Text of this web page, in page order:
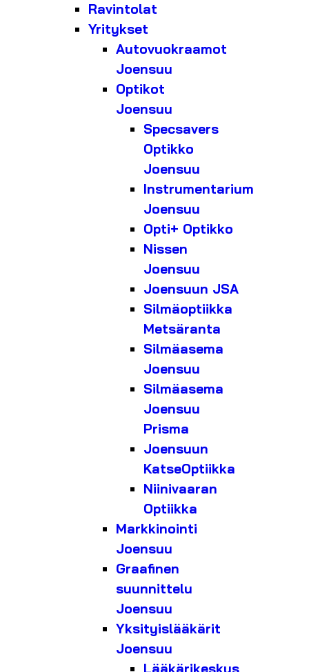
Ravintolat
Yritykset
Autovuokraamot
Joensuu
Optikot
Joensuu
Specsavers
Optikko
Joensuu
Instrumentarium
Joensuu
Opti+ Optikko
Nissen
Joensuu
Joensuun JSA
Silmäoptiikka
Metsäranta
Silmäasema
Joensuu
Silmäasema
Joensuu
Prisma
Joensuun
KatseOptiikka
Niinivaaran
Optiikka
Markkinointi
Joensuu
Graafinen
suunnittelu
Joensuu
Yksityislääkärit
Joensuu
Lääkärikeskus